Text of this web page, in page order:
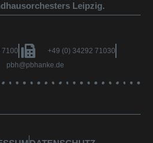
Leipzig.
7100
+49 (0) 34292 71030
pbh@pbhanke.de